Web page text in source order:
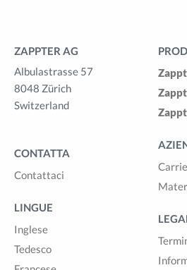
ZAPPTER AG
Albulastrasse 57
8048 Zürich
Switzerland
CONTATTA
Contattaci
LINGUE
Inglese
Tedesco